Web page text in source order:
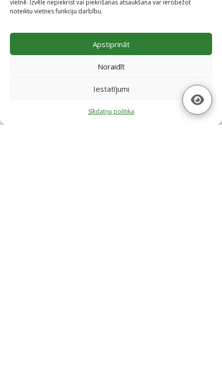
vietnē. Izvēle nepiekrist vai piekrišanas atsaukšana var ierobežot
noteiktu vietnes funkciju darbību.
Apstiprināt
Noraidīt
Iestatījumi
Projekti
Skatīt projektus